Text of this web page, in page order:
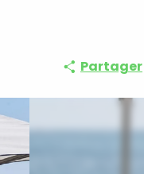
Partager